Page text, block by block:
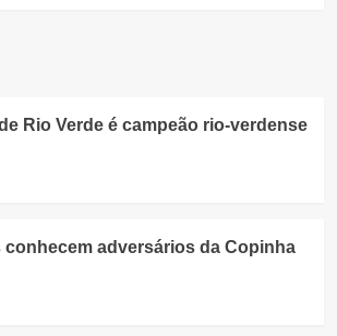
Rio Verde é campeão rio-verdense
conhecem adversários da Copinha